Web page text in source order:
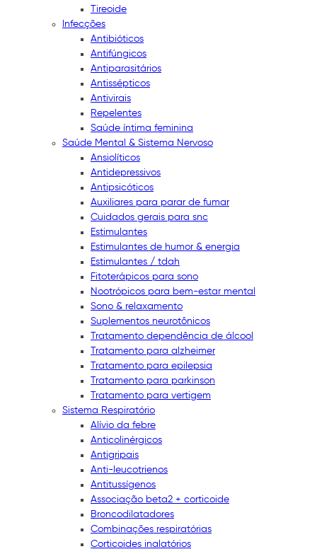
Tireoide
Infecções
Antibióticos
Antifúngicos
Antiparasitários
Antissépticos
Antivirais
Repelentes
Saúde íntima feminina
Saúde Mental & Sistema Nervoso
Ansiolíticos
Antidepressivos
Antipsicóticos
Auxiliares para parar de fumar
Cuidados gerais para snc
Estimulantes
Estimulantes de humor & energia
Estimulantes / tdah
Fitoterápicos para sono
Nootrópicos para bem-estar mental
Sono & relaxamento
Suplementos neurotônicos
Tratamento dependência de álcool
Tratamento para alzheimer
Tratamento para epilepsia
Tratamento para parkinson
Tratamento para vertigem
Sistema Respiratório
Alívio da febre
Anticolinérgicos
Antigripais
Anti-leucotrienos
Antitussígenos
Associação beta2 + corticoide
Broncodilatadores
Combinações respiratórias
Corticoides inalatórios